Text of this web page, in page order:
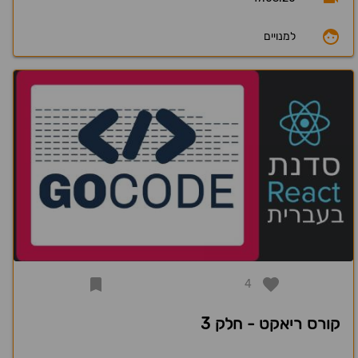
למנויים
4
קורס ריאקט - חלק 3